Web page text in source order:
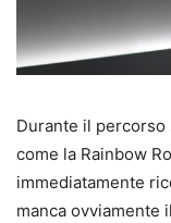
Durante il
come la Rainbow
immediatamente
manca ovviamente